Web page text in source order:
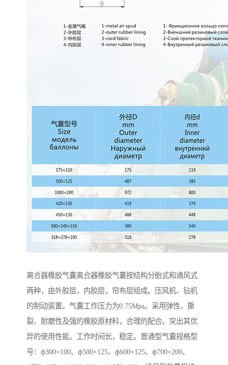
离合器橡胶气囊离合器橡胶气囊按结构分胎式和通风式
两种，由外胶层，内胶层，帘布层组成。压风机、钻机
的制动装置。气囊工作压力为0.75Mpa。采用弹性、撕
裂、耐磨性及强的橡胶原材料，合理的配合。突出其优
异的使用性能。工作时间长，稳定。普通型气囊规格型
号：ф300×100、ф500×125、ф600×125、ф700×200、